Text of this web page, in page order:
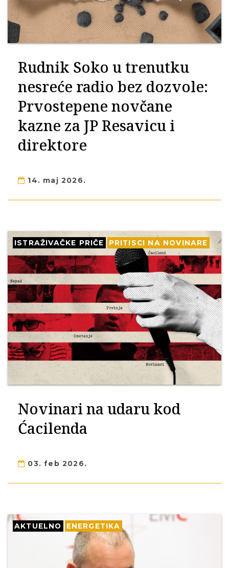
Rudnik Soko u trenutku
nesreće radio bez dozvole:
Prvostepene novčane
kazne za JP Resavicu i
direktore
14. maj 2026.
ISTRAŽIVAČKE PRIČE PRITISCI NA NOVINARE
Novinari na udaru kod
Ćacilenda
03. feb 2026.
AKTUELNO ENERGETIKA